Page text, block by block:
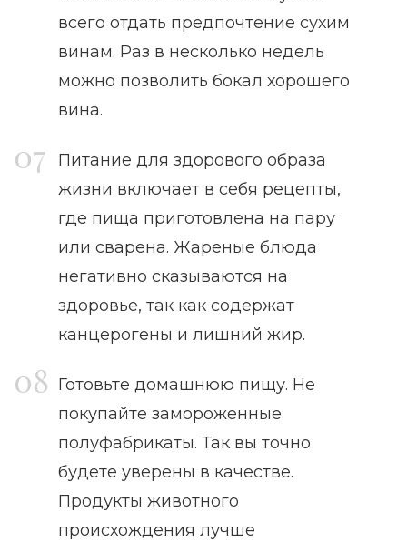
всего отдать предпочтение сухим
винам. Раз в несколько недель
можно позволить бокал хорошего
вина.
Питание для здорового образа
жизни включает в себя рецепты,
где пища приготовлена на пару
или сварена. Жареные блюда
негативно сказываются на
здоровье, так как содержат
канцерогены и лишний жир.
Готовьте домашнюю пищу. Не
покупайте замороженные
полуфабрикаты. Так вы точно
будете уверены в качестве.
Продукты животного
происхождения лучше